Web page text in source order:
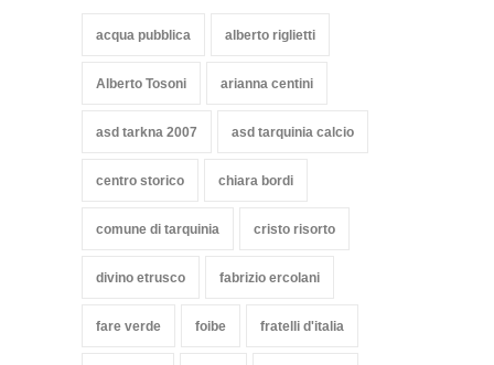
acqua pubblica alberto riglietti
Alberto Tosoni arianna centini
asd tarkna 2007 asd tarquinia calcio
centro storico chiara bordi
comune di tarquinia cristo risorto
divino etrusco fabrizio ercolani
fare verde foibe fratelli d'italia